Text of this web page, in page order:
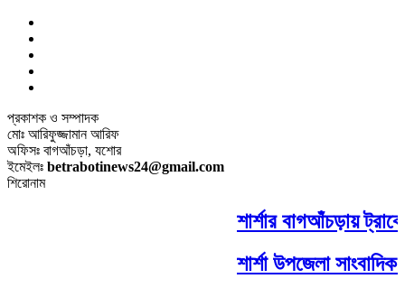
প্রকাশক ও সম্পাদক
মোঃ আরিফুজ্জামান আরিফ
অফিসঃ বাগআঁচড়া, যশোর
ইমেইলঃ betrabotinews24@gmail.com
শিরোনাম
শার্শার বাগআঁচড়ায়
শার্শা উপজেলা